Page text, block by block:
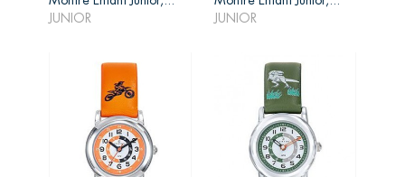
JUNIOR
PANIER
JUNIOR
PANIER